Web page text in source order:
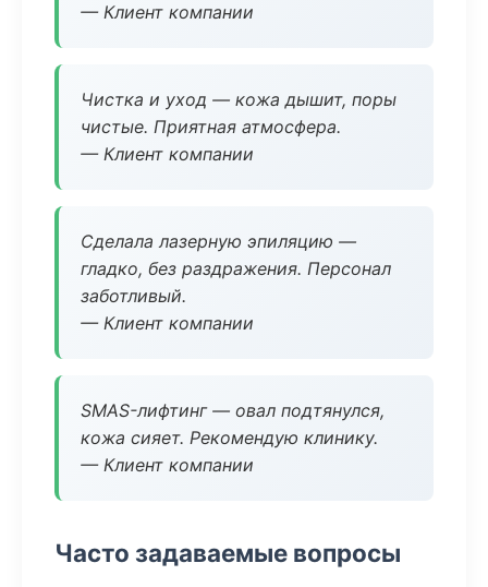
— Клиент компании
Чистка и уход — кожа дышит, поры
чистые. Приятная атмосфера.
— Клиент компании
Сделала лазерную эпиляцию —
гладко, без раздражения. Персонал
заботливый.
— Клиент компании
SMAS-лифтинг — овал подтянулся,
кожа сияет. Рекомендую клинику.
— Клиент компании
Часто задаваемые вопросы